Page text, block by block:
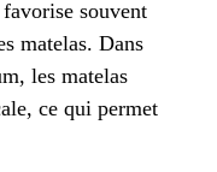
souvent
matelas. Dans
les matelas
ce qui permet